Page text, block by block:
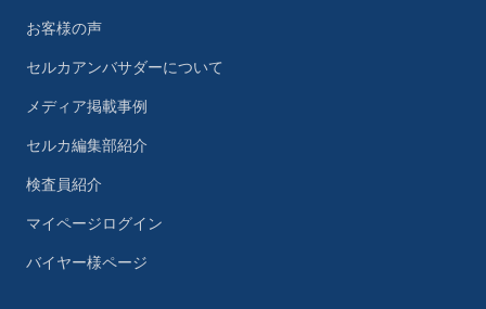
お客様の声
セルカアンバサダーについて
メディア掲載事例
セルカ編集部紹介
検査員紹介
マイページログイン
バイヤー様ページ